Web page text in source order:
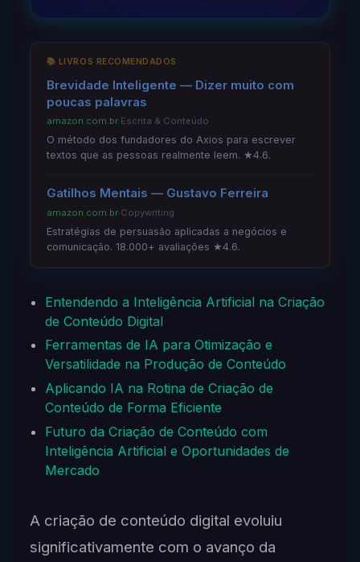
📚 LIVROS RECOMENDADOS
Brevidade Inteligente — Dizer muito com
poucas palavras
amazon.com.br·Escrita & Conteúdo
O método dos fundadores do Axios para escrever
textos que as pessoas realmente leem. ★4.6.
Gatilhos Mentais — Gustavo Ferreira
amazon.com.br·Copywriting
Estratégias de persuasão aplicadas a negócios e
comunicação. 18.000+ avaliações ★4.6.
Entendendo a Inteligência Artificial na Criação
de Conteúdo Digital
Ferramentas de IA para Otimização e
Versatilidade na Produção de Conteúdo
Aplicando IA na Rotina de Criação de
Conteúdo de Forma Eficiente
Futuro da Criação de Conteúdo com
Inteligência Artificial e Oportunidades de
Mercado
A criação de conteúdo digital evoluiu
significativamente com o avanço da